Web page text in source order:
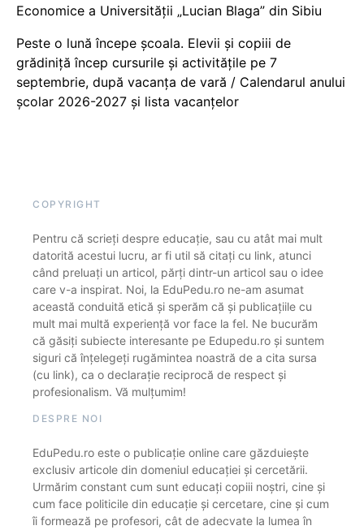
Economice a Universității „Lucian Blaga” din Sibiu
Peste o lună începe școala. Elevii și copiii de
grădiniță încep cursurile și activitățile pe 7
septembrie, după vacanța de vară / Calendarul anului
școlar 2026-2027 și lista vacanțelor
COPYRIGHT
Pentru că scrieți despre educație, sau cu atât mai mult
datorită acestui lucru, ar fi util să citați cu link, atunci
când preluați un articol, părți dintr-un articol sau o idee
care v-a inspirat. Noi, la EduPedu.ro ne-am asumat
această conduită etică și sperăm că și publicațiile cu
mult mai multă experiență vor face la fel. Ne bucurăm
că găsiți subiecte interesante pe Edupedu.ro și suntem
siguri că înțelegeți rugămintea noastră de a cita sursa
(cu link), ca o declarație reciprocă de respect și
profesionalism. Vă mulțumim!
DESPRE NOI
EduPedu.ro este o publicație online care găzduiește
exclusiv articole din domeniul educației și cercetării.
Urmărim constant cum sunt educați copiii noștri, cine și
cum face politicile din educație și cercetare, cine și cum
îi formează pe profesori, cât de adecvate la lumea în